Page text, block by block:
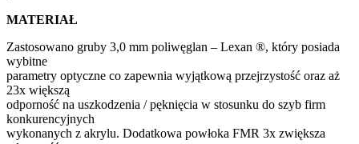
MATERIAŁ
Zastosowano gruby 3,0 mm poliwęglan – Lexan ®, który posiada
wybitne
parametry optyczne co zapewnia wyjątkową przejrzystość oraz aż
23x większą
odporność na uszkodzenia / pęknięcia w stosunku do szyb firm
konkurencyjnych
wykonanych z akrylu. Dodatkowa powłoka FMR 3x zwiększa